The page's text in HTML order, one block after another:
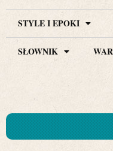
STYLE I EPOKI
SŁOWNIK